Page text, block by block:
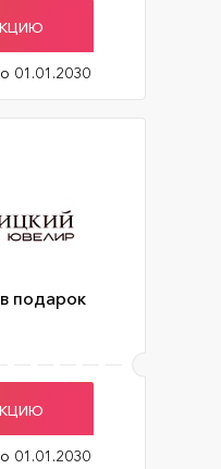
01.01.2030
подарок
01.01.2030